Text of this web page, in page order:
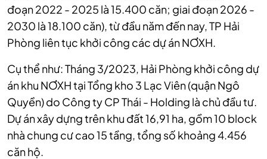
đoạn 2022 - 2025 là 15.400 căn; giai đoạn 2026 -
2030 là 18.100 căn), từ đầu năm đến nay, TP Hải
Phòng liên tục khởi công các dự án NƠXH.
Cụ thể như: Tháng 3/2023, Hải Phòng khởi công dự
án khu NƠXH tại Tổng kho 3 Lạc Viên (quận Ngô
Quyền) do Công ty CP Thái - Holding là chủ đầu tư.
Dự án xây dựng trên khu đất 16,91 ha, gồm 10 block
nhà chung cư cao 15 tầng, tổng số khoảng 4.456
căn hộ.